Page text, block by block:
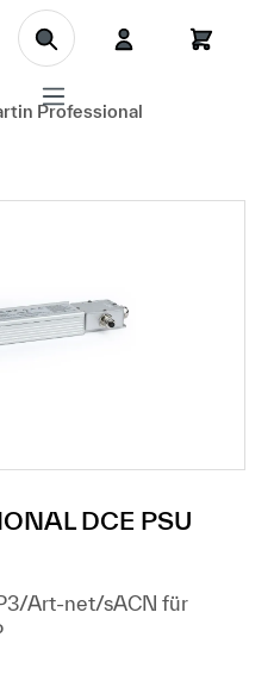
Professional
DCE PSU
Art-net/sACN für